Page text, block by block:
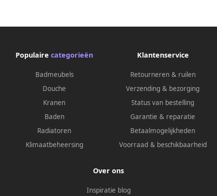
Populaire categorieën
Badmeubels
Douche
Kranen
Baden
Radiatoren
Klimaatbeheersing
Klantenservice
Retourneren & ruilen
Verzending & bezorging
Status van bestelling
Garantie & reparatie
Betaalmogelijkheden
Voorraad & beschikbaarheid
Over ons
Inspiratie blog